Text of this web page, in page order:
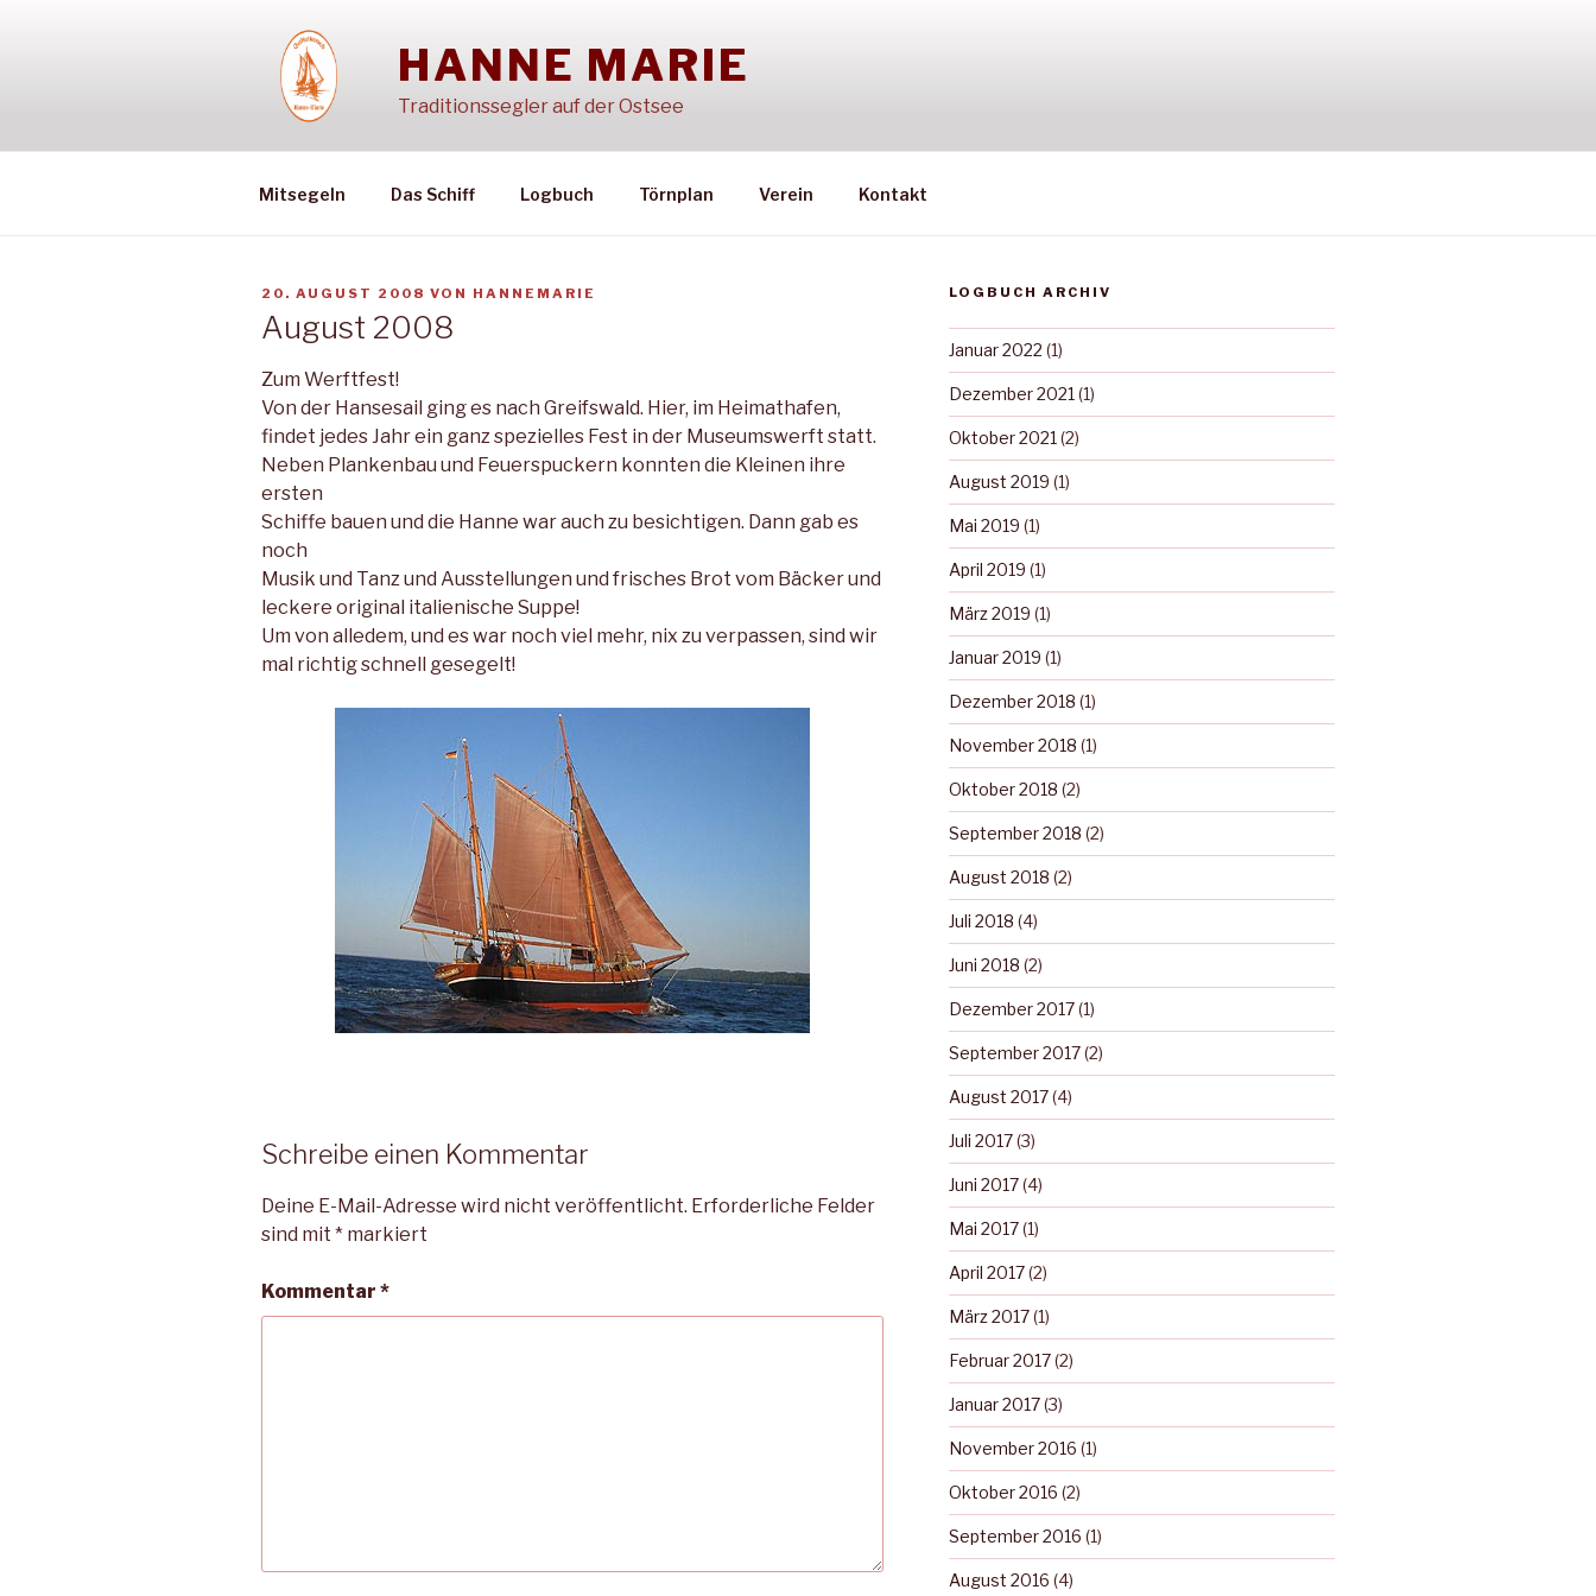
HANNE MARIE
Traditionssegler auf der Ostsee
Mitsegeln Das Schiff Logbuch Törnplan Verein Kontakt
VERÖFFENTLICHT
20. AUGUST 2008 VON HANNEMARIE
August 2008
Zum Werftfest!
Von der Hansesail ging es nach Greifswald. Hier, im Heimathafen,
findet jedes Jahr ein ganz spezielles Fest in der Museumswerft statt.
Neben Plankenbau und Feuerspuckern konnten die Kleinen ihre
ersten
Schiffe bauen und die Hanne war auch zu besichtigen. Dann gab es
noch
Musik und Tanz und Ausstellungen und frisches Brot vom Bäcker und
leckere original italienische Suppe!
Um von alledem, und es war noch viel mehr, nix zu verpassen, sind wir
mal richtig schnell gesegelt!
Schreibe einen Kommentar
Deine E-Mail-Adresse wird nicht veröffentlicht. Erforderliche Felder
sind mit * markiert
Kommentar *
LOGBUCH ARCHIV
Januar 2022 (1)
Dezember 2021 (1)
Oktober 2021 (2)
August 2019 (1)
Mai 2019 (1)
April 2019 (1)
März 2019 (1)
Januar 2019 (1)
Dezember 2018 (1)
November 2018 (1)
Oktober 2018 (2)
September 2018 (2)
August 2018 (2)
Juli 2018 (4)
Juni 2018 (2)
Dezember 2017(1)
September 2017(2)
August 2017(4)
Juli 2017(3)
Juni 2017(4)
Mai 2017(1)
April 2017(2)
März 2017(1)
Februar 2017(2)
Januar 2017(3)
November 2016 (1)
Oktober 2016 (2)
September 2016 (1)
August 2016 (4)